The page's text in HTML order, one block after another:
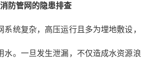
防管网的隐患排查
系统复杂，高压运行且多为埋地敷设，
水。一旦发生泄漏，不仅造成水资源浪